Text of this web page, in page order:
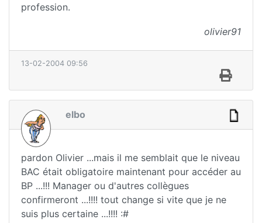
profession.
olivier91
13-02-2004 09:56
elbo
pardon Olivier ...mais il me semblait que le niveau
BAC était obligatoire maintenant pour accéder au
BP ...!!! Manager ou d'autres collègues
confirmeront ...!!!! tout change si vite que je ne
suis plus certaine ...!!!! :#